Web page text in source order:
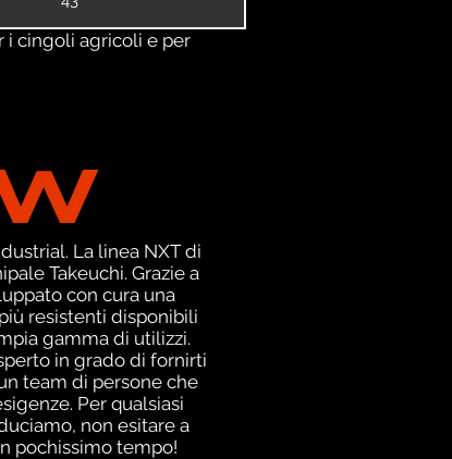
i cingoli agricoli e per
La linea NXT di
Takeuchi. Grazie a
con cura una
resistenti disponibili
gamma di utilizzi.
in grado di fornirti
team di persone che
Per qualsiasi
non esitare a
pochissimo tempo!